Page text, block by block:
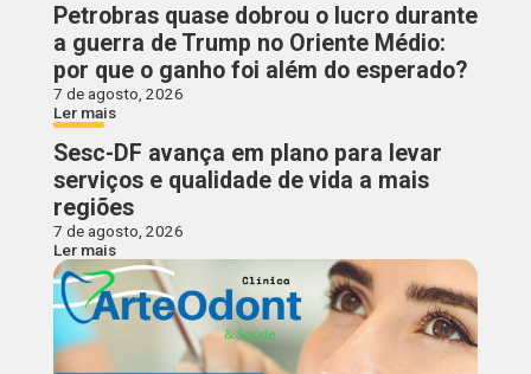
Petrobras quase dobrou o lucro durante
a guerra de Trump no Oriente Médio:
por que o ganho foi além do esperado?
7 de agosto, 2026
Ler mais
Sesc-DF avança em plano para levar
serviços e qualidade de vida a mais
regiões
7 de agosto, 2026
Ler mais